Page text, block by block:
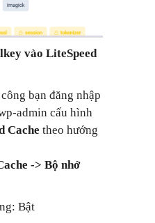
vào LiteSpeed
bạn đăng nhập
admin cấu hình
Cache theo hướng
-> Bộ nhớ
Bật